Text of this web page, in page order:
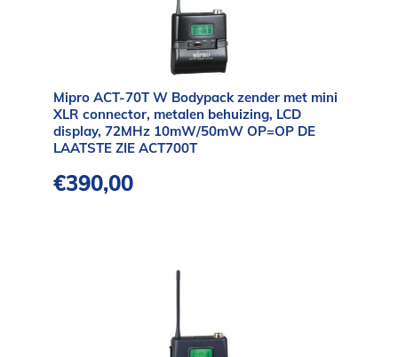
Mipro ACT-70T W Bodypack zender met mini
XLR connector, metalen behuizing, LCD
display, 72MHz 10mW/50mW OP=OP DE
LAATSTE ZIE ACT700T
€390,00